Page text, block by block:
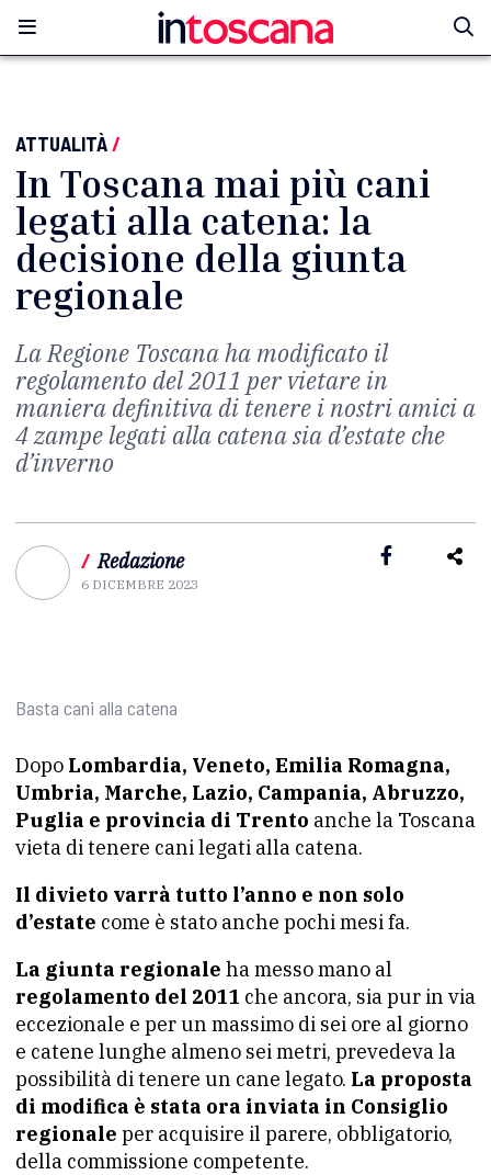
ATTUALITÀ/
In Toscana mai più cani
legati alla catena: la
decisione della giunta
regionale
La Regione Toscana ha modificato il
regolamento del 2011 per vietare in
maniera definitiva di tenere i nostri amici a
4 zampe legati alla catena sia d’estate che
d’inverno
/ Redazione
6 DICEMBRE 2023
Basta cani alla catena
Dopo Lombardia, Veneto, Emilia Romagna,
Umbria, Marche, Lazio, Campania, Abruzzo,
Puglia e provincia di Trento anche la Toscana
vieta di tenere cani legati alla catena.
Il divieto varrà tutto l’anno e non solo
d’estate come è stato anche pochi mesi fa.
La giunta regionale ha messo mano al
regolamento del 2011 che ancora, sia pur in via
eccezionale e per un massimo di sei ore al giorno
e catene lunghe almeno sei metri, prevedeva la
possibilità di tenere un cane legato. La proposta
di modifica è stata ora inviata in Consiglio
regionale per acquisire il parere, obbligatorio,
della commissione competente.